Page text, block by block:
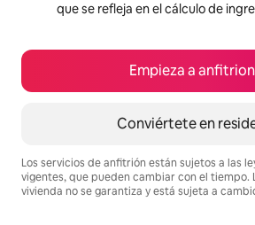
que se refleja en el cálculo de
Empieza a
Conviértete en
Los servicios de anfitrión están sujetos a las
vigentes, que pueden cambiar con el tiempo.
vivienda no se garantiza y está sujeta a